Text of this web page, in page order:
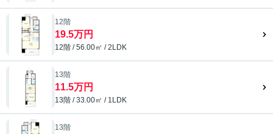
12階
19.5万円
12階 / 56.00㎡ / 2LDK
13階
11.5万円
13階 / 33.00㎡ / 1LDK
13階